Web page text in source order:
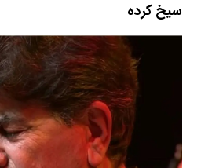
سیخ کرده